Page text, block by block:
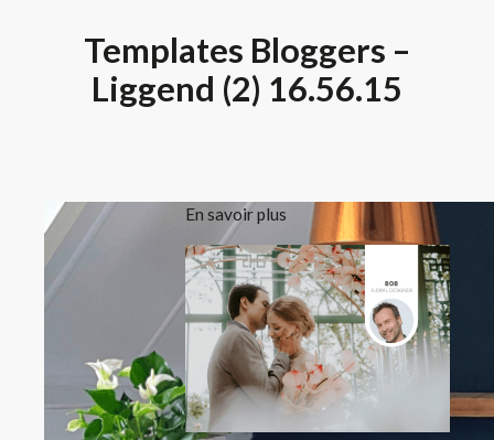
Templates Bloggers –
Liggend (2) 16.56.15
En savoir plus